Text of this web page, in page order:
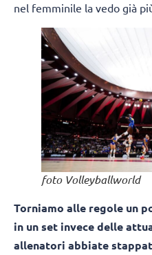
nel femminile la vedo già
foto Volleyballworld
Torniamo alle regole un
in un set invece delle
allenatori abbiate